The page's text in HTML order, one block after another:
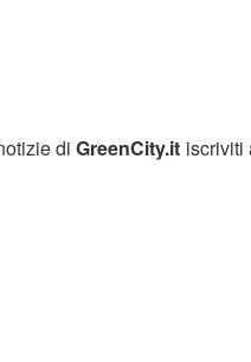
diGreenCity.it iscriviti